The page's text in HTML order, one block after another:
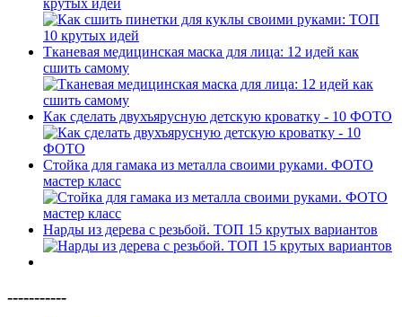
крутых идей
Тканевая медицинская маска для лица: 12 идей как
сшить самому
Как сделать двухъярусную детскую кроватку - 10 ФОТО
Стойка для гамака из металла своими руками. ФОТО
мастер класс
Нарды из дерева с резьбой. ТОП 15 крутых вариантов
-----------